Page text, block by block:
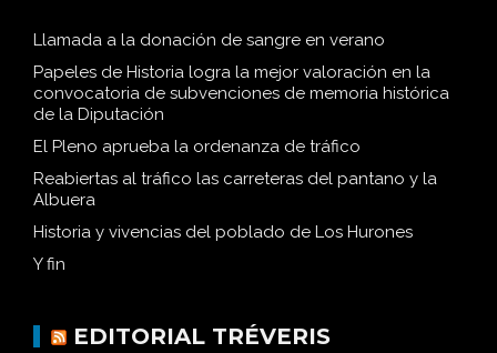
Llamada a la donación de sangre en verano
Papeles de Historia logra la mejor valoración en la
convocatoria de subvenciones de memoria histórica
de la Diputación
El Pleno aprueba la ordenanza de tráfico
Reabiertas al tráfico las carreteras del pantano y la
Albuera
Historia y vivencias del poblado de Los Hurones
Y fin
EDITORIAL TRÉVERIS